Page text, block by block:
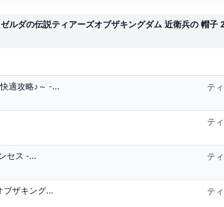
ルダの伝説ティアーズオブザキングダム 近衛兵の 帽子
適攻略♪～ -...
テ
テ
セス -...
テ
ブザキング...
テ